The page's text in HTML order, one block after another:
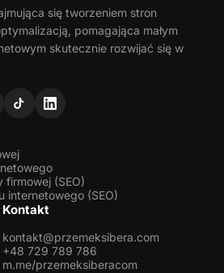
się tworzeniem stron
pomagająca małym
skutecznie rozwijać się w
firmowej (SEO)
internetowego (SEO)
Kontakt
kontakt@przemeksibera.com
+48 729 789 786
m.me/przemeksiberacom